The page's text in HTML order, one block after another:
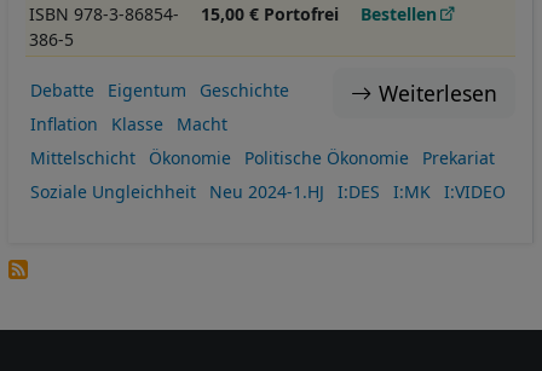
ISBN 978-3-86854-
386-5
15,00 € Portofrei Bestellen
Weiterlesen
Debatte Eigentum
Geschichte
Inflation
Klasse
Macht
Mittelschicht
Ökonomie Politische Ökonomie
Prekariat
Soziale Ungleichheit
Neu 2024-1.HJ I:DES I:MK I:VIDEO